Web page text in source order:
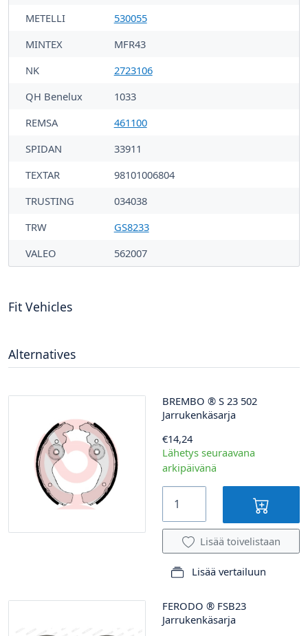
METELLI
530055
MINTEX
MFR43
NK
2723106
QH Benelux
1033
REMSA
461100
SPIDAN
33911
TEXTAR
98101006804
TRUSTING
034038
TRW
GS8233
VALEO
562007
Fit Vehicles
Alternatives
BREMBO ® S 23 502
Jarrukenkäsarja
€14,24
Lähetys seuraavana
arkipäivänä
Lisää toivelistaan
Lisää vertailuun
FERODO ® FSB23
Jarrukenkäsarja